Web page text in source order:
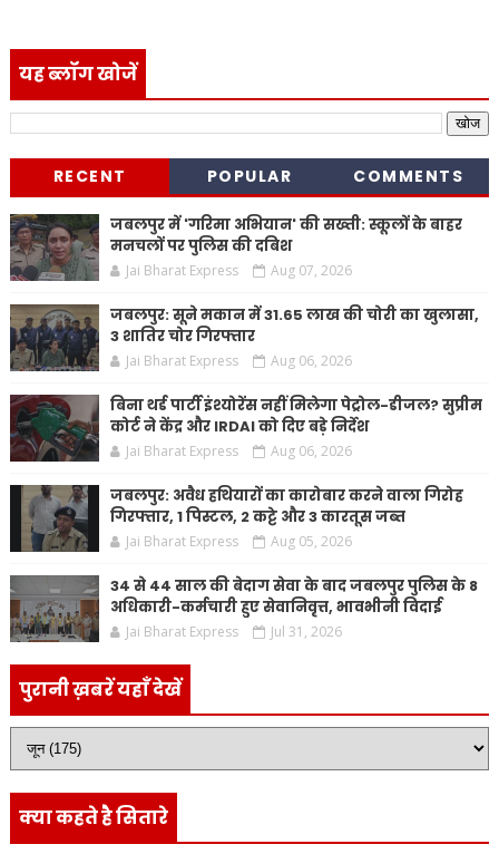
यह ब्लॉग खोजें
RECENT POPULAR COMMENTS
जबलपुर में 'गरिमा अभियान' की सख्ती: स्कूलों के बाहर
मनचलों पर पुलिस की दबिश
Jai Bharat Express Aug 07, 2026
जबलपुर: सूने मकान में 31.65 लाख की चोरी का खुलासा,
3 शातिर चोर गिरफ्तार
Jai Bharat Express Aug 06, 2026
बिना थर्ड पार्टी इंश्योरेंस नहीं मिलेगा पेट्रोल-डीजल? सुप्रीम
कोर्ट ने केंद्र और IRDAI को दिए बड़े निर्देश
Jai Bharat Express Aug 06, 2026
जबलपुर: अवैध हथियारों का कारोबार करने वाला गिरोह
गिरफ्तार, 1 पिस्टल, 2 कट्टे और 3 कारतूस जब्त
Jai Bharat Express Aug 05, 2026
34 से 44 साल की बेदाग सेवा के बाद जबलपुर पुलिस के 8
अधिकारी-कर्मचारी हुए सेवानिवृत्त, भावभीनी विदाई
Jai Bharat Express Jul 31, 2026
पुरानी ख़बरें यहाँ देखें
क्या कहते है सितारे